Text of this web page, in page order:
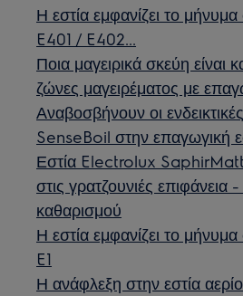
Η εστία εμφανίζει το
E401 / E402...
Ποια μαγειρικά σκεύη είναι
ζώνες μαγειρέματος με
Αναβοσβήνουν οι
SenseBoil στην επαγωγική
Εστία Electrolux
στις γρατζουνιές επιφάνεια
καθαρισμού
Η εστία εμφανίζει το
E1
Η ανάφλεξη στην εστία